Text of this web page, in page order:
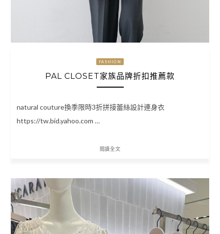
FASHION
PAL CLOSET家族品牌折扣推薦款
natural couture換季限時3折拼接蕾絲設計連身衣
https://tw.bid.yahoo.com …
閱讀全文